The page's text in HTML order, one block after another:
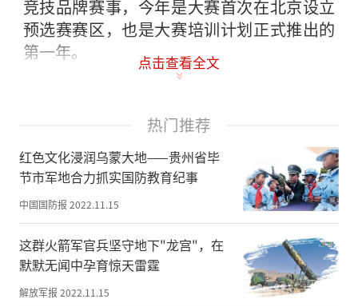
竞技品牌赛事，今年是大赛首次在北京设立
预选赛赛区，也是大赛培训计划正式推出的
第一年。
点击查看全文
热门推荐
红色文化浸润乌蒙大地——贵州省毕
节市军地合力抓实国防教育纪事
中国国防报 2022.11.15
这群火箭军官兵坚守地下"龙宫"，在
默默无闻中孕育惊天雷霆
解放军报 2022.11.15